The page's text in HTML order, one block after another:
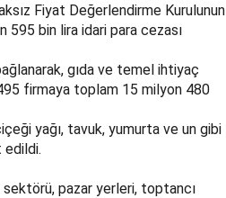
Fiyat Değerlendirme Kurulunun
bin lira idari para cezası
gıda ve temel ihtiyaç
firmaya toplam 15 milyon 480
yağı, tavuk, yumurta ve un gibi
edildi.
sektörü, pazar yerleri, toptancı